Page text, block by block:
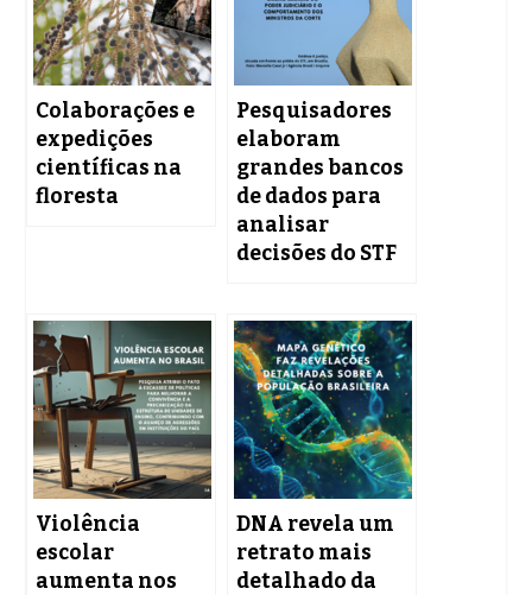
Colaborações e
expedições
científicas na
floresta
Pesquisadores
elaboram
grandes bancos
de dados para
analisar
decisões do STF
Violência
escolar
aumenta nos
DNA revela um
retrato mais
detalhado da